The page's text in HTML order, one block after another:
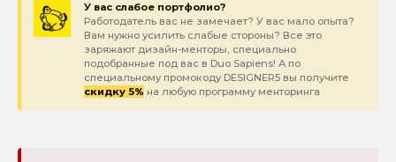
У вас слабое портфолио?
Работодатель вас не замечает? У вас мало опыта?
Вам нужно усилить слабые стороны? Все это
заряжают дизайн-менторы, специально
подобранные под вас в Duo Sapiens! А по
специальному промокоду DESIGNER5 вы получите
скидку 5% на любую программу менторинга